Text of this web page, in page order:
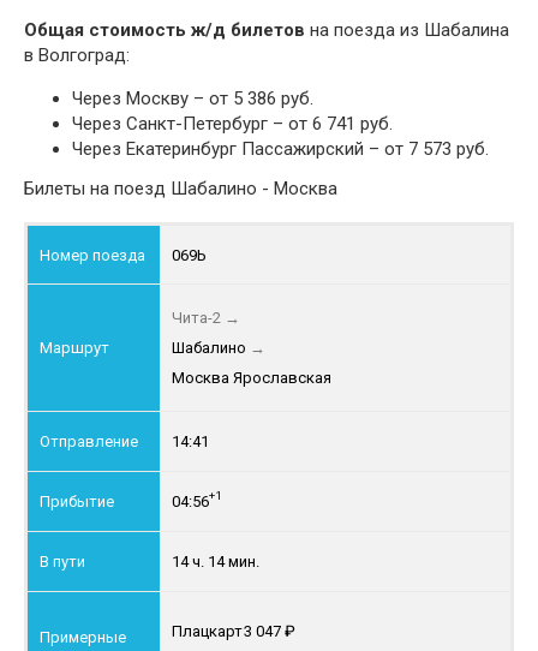
Общая стоимость ж/д билетов на поезда из Шабалина
в Волгоград:
Через Москву – от 5 386 руб.
Через Санкт-Петербург – от 6 741 руб.
Через Екатеринбург Пассажирский – от 7 573 руб.
Билеты на поезд Шабалино - Москва
069Ь
Чита-2 →
Шабалино →
Москва Ярославская
14:41
04:56+1
14 ч. 14 мин.
Плацкарт3 047